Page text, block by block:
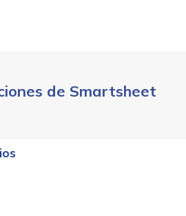
de Smartsheet